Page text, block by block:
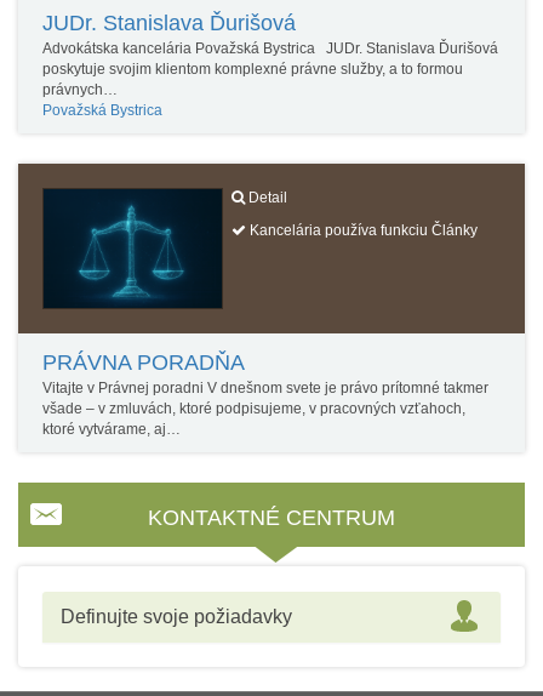
JUDr. Stanislava Ďurišová
Advokátska kancelária Považská Bystrica JUDr. Stanislava Ďurišová
poskytuje svojim klientom komplexné právne služby, a to formou
právnych…
Považská Bystrica
Detail
Kancelária používa funkciu Články
PRÁVNA PORADŇA
Vitajte v Právnej poradni V dnešnom svete je právo prítomné takmer
všade – v zmluvách, ktoré podpisujeme, v pracovných vzťahoch,
ktoré vytvárame, aj…
KONTAKTNÉ CENTRUM
Definujte svoje požiadavky